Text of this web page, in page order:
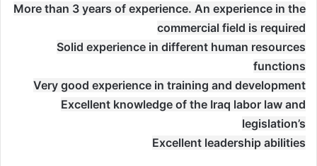
More than 3 years of experience. An experience in the
commercial field is required
Solid experience in different human resources
functions
Very good experience in training and development
Excellent knowledge of the Iraq labor law and
legislation’s
Excellent leadership abilities